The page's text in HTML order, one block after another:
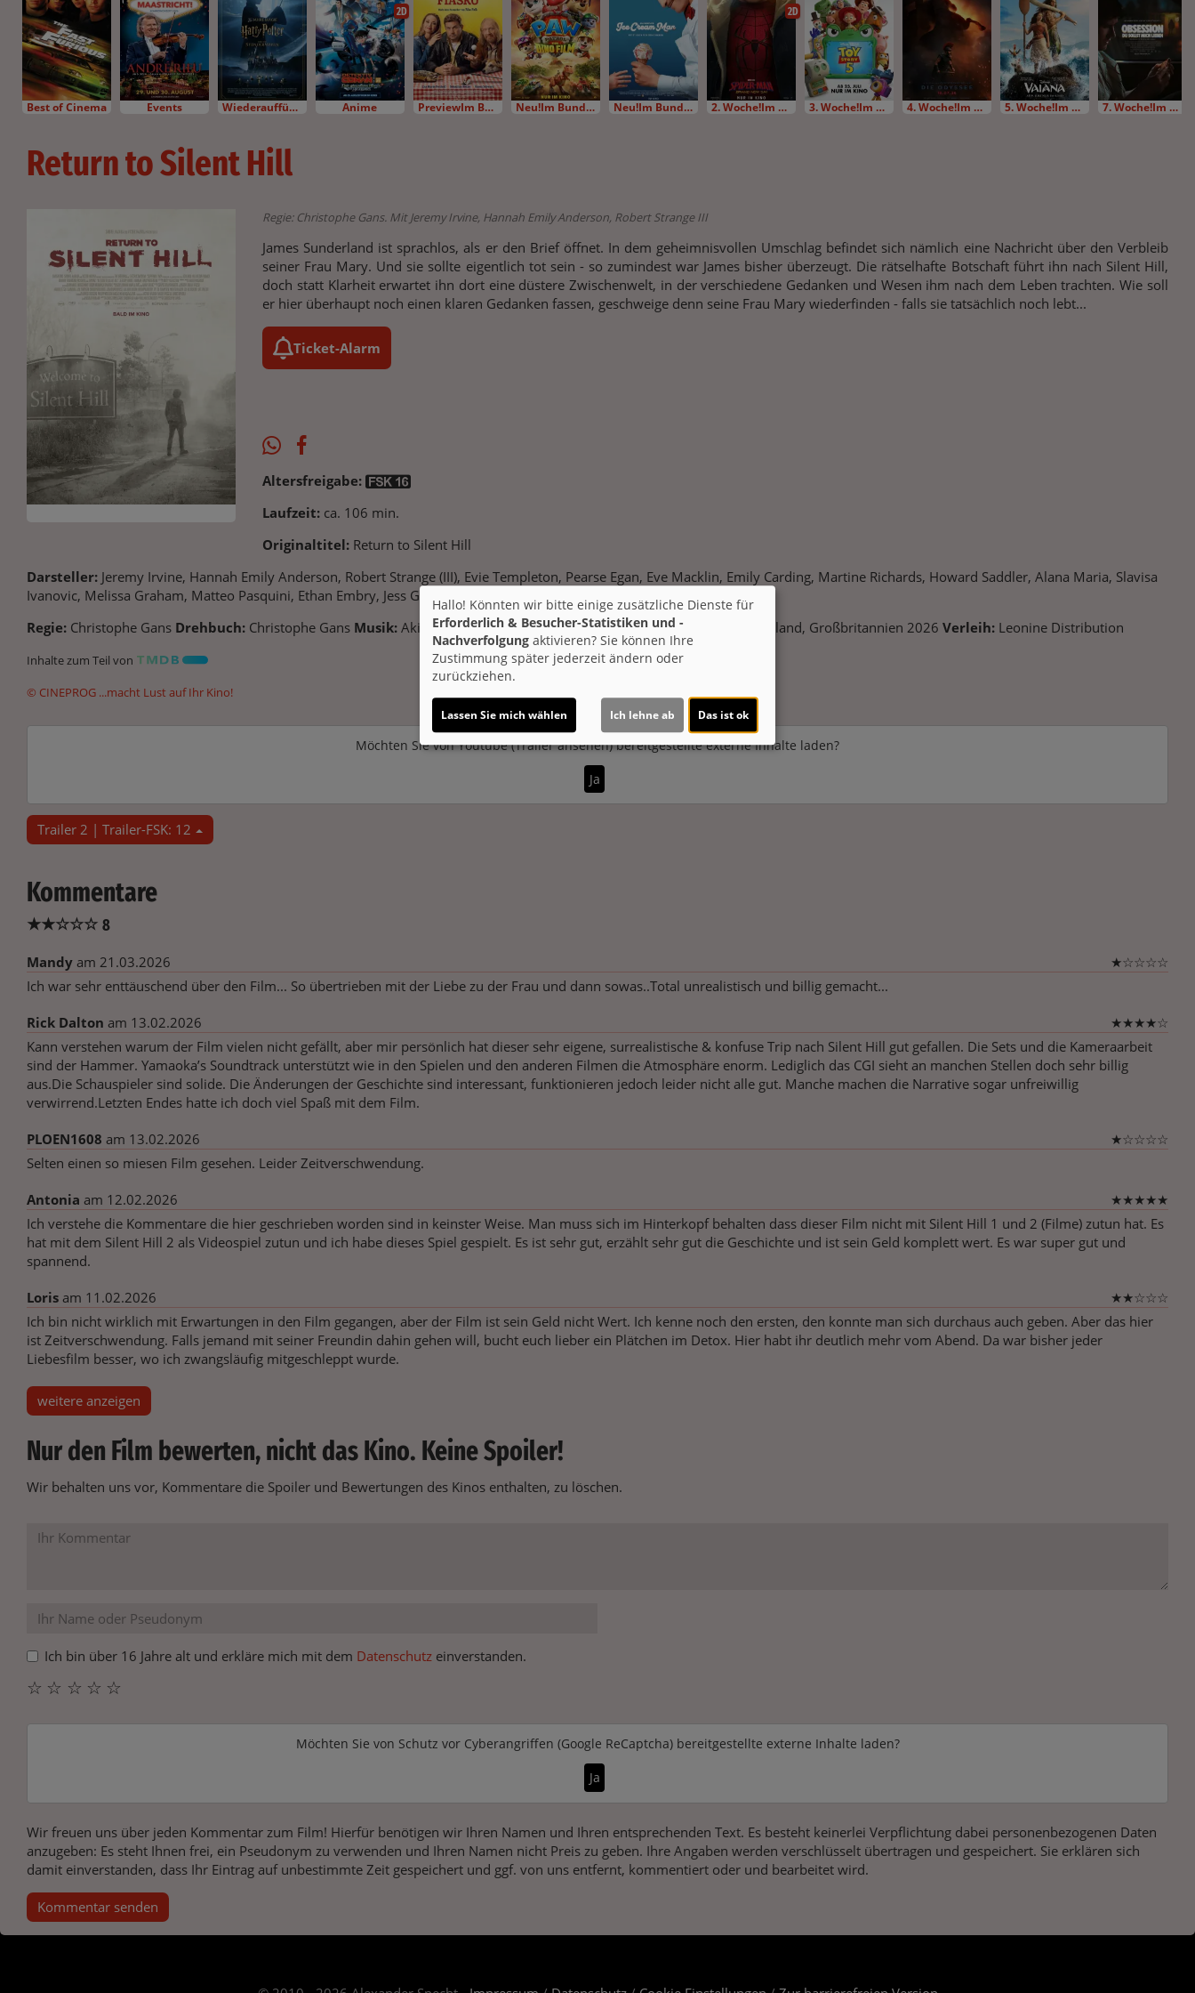
Best of Cinema Events Wiederaufführung
2D
Anime PreviewIm Bundesstart Neu!Im Bundesstart Neu!Im Bundesstart
2D
2. Woche!Im Bundesstart 3. Woche!Im Bundesstart 4. Woche!Im Bundesstart 5. Woche!Im Bundesstart 7. Woche!Im Bundesstart
Return to Silent Hill
Regie: Christophe Gans. Mit Jeremy Irvine, Hannah Emily Anderson, Robert Strange III
James Sunderland ist sprachlos, als er den Brief öffnet. In dem geheimnisvollen Umschlag befindet sich nämlich eine Nachricht über den Verbleib
seiner Frau Mary. Und sie sollte eigentlich tot sein - so zumindest war James bisher überzeugt. Die rätselhafte Botschaft führt ihn nach Silent Hill,
doch statt Klarheit erwartet ihn dort eine düstere Zwischenwelt, in der verschiedene Gedanken und Wesen ihm nach dem Leben trachten. Wie soll
er hier überhaupt noch einen klaren Gedanken fassen, geschweige denn seine Frau Mary wiederfinden - falls sie tatsächlich noch lebt...
Ticket-Alarm
Altersfreigabe:
Laufzeit: ca. 106 min.
Originaltitel: Return to Silent Hill
Darsteller: Jeremy Irvine, Hannah Emily Anderson, Robert Strange (III), Evie Templeton, Pearse Egan, Eve Macklin, Emily Carding, Martine Richards, Howard Saddler, Alana Maria, Slavisa
Ivanovic, Melissa Graham, Matteo Pasquini, Ethan Embry, Jess Gabor
Regie: Christophe Gans Drehbuch: Christophe Gans Musik: Akira Yamaoka Genre: Horrorfilm Land: Frankreich, Deutschland, Großbritannien 2026 Verleih: Leonine Distribution
Inhalte zum Teil von
© CINEPROG ...macht Lust auf Ihr Kino!
Möchten Sie vonYoutube (Trailer ansehen)bereitgestellte externe Inhalte laden?
Ja
Trailer 2 | Trailer-FSK: 12
Kommentare
★★☆☆☆ 8
Mandy am 21.03.2026 ★☆☆☆☆
Ich war sehr enttäuschend über den Film... So übertrieben mit der Liebe zu der Frau und dann sowas..Total unrealistisch und billig gemacht...
Rick Dalton am 13.02.2026 ★★★★☆
Kann verstehen warum der Film vielen nicht gefällt, aber mir persönlich hat dieser sehr eigene, surrealistische & konfuse Trip nach Silent Hill gut gefallen. Die Sets und die Kameraarbeit
sind der Hammer. Yamaoka’s Soundtrack unterstützt wie in den Spielen und den anderen Filmen die Atmosphäre enorm. Lediglich das CGI sieht an manchen Stellen doch sehr billig
aus.Die Schauspieler sind solide. Die Änderungen der Geschichte sind interessant, funktionieren jedoch leider nicht alle gut. Manche machen die Narrative sogar unfreiwillig
verwirrend.Letzten Endes hatte ich doch viel Spaß mit dem Film.
PLOEN1608 am 13.02.2026 ★☆☆☆☆
Selten einen so miesen Film gesehen. Leider Zeitverschwendung.
Antonia am 12.02.2026 ★★★★★
Ich verstehe die Kommentare die hier geschrieben worden sind in keinster Weise. Man muss sich im Hinterkopf behalten dass dieser Film nicht mit Silent Hill 1 und 2 (Filme) zutun hat. Es
hat mit dem Silent Hill 2 als Videospiel zutun und ich habe dieses Spiel gespielt. Es ist sehr gut, erzählt sehr gut die Geschichte und ist sein Geld komplett wert. Es war super gut und
spannend.
Loris am 11.02.2026 ★★☆☆☆
Ich bin nicht wirklich mit Erwartungen in den Film gegangen, aber der Film ist sein Geld nicht Wert. Ich kenne noch den ersten, den konnte man sich durchaus auch geben. Aber das hier
ist Zeitverschwendung. Falls jemand mit seiner Freundin dahin gehen will, bucht euch lieber ein Plätchen im Detox. Hier habt ihr deutlich mehr vom Abend. Da war bisher jeder
Liebesfilm besser, wo ich zwangsläufig mitgeschleppt wurde.
weitere anzeigen
Nur den Film bewerten, nicht das Kino. Keine Spoiler!
Wir behalten uns vor, Kommentare die Spoiler und Bewertungen des Kinos enthalten, zu löschen.
Ich bin über 16 Jahre alt und erkläre mich mit dem Datenschutz einverstanden.
☆
☆
☆
☆
☆
Möchten Sie von Schutz vor Cyberangriffen (Google ReCaptcha)bereitgestellte externe Inhalte laden?
Ja
Wir freuen uns über jeden Kommentar zum Film! Hierfür benötigen wir Ihren Namen und Ihren entsprechenden Text. Es besteht keinerlei Verpflichtung dabei personenbezogenen Daten
anzugeben: Es steht Ihnen frei, ein Pseudonym zu verwenden und Ihren Namen nicht Preis zu geben. Ihre Angaben werden verschlüsselt übertragen und gespeichert. Sie erklären sich
damit einverstanden, dass Ihr Eintrag auf unbestimmte Zeit gespeichert und ggf. von uns entfernt, kommentiert oder und bearbeitet wird.
Kommentar senden
Hallo! Könnten wir bitte einige zusätzliche Dienste für
Erforderlich & Besucher-Statistiken und -
Nachverfolgung aktivieren? Sie können Ihre
Zustimmung später jederzeit ändern oder
zurückziehen.
Lassen Sie mich wählen Ich lehne ab Das ist ok